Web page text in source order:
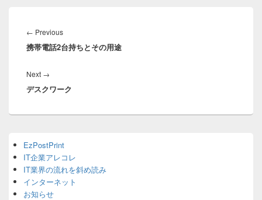
稿
ナ
ゲ
シ
← PreviousPrevious
post:
携帯電話2台持ちとその用途
Next →
post:
デスクワーク
Sidebar
Widget
Area
EzPostPrint
IT企業アレコレ
IT業界の流れを斜め読み
インターネット
お知らせ